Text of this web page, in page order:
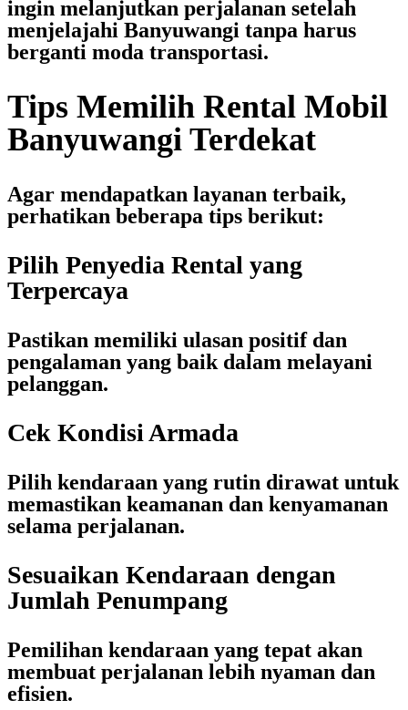
ingin melanjutkan perjalanan setelah
menjelajahi Banyuwangi tanpa harus
berganti moda transportasi.
Tips Memilih Rental Mobil
Banyuwangi Terdekat
Agar mendapatkan layanan terbaik,
perhatikan beberapa tips berikut:
Pilih Penyedia Rental yang
Terpercaya
Pastikan memiliki ulasan positif dan
pengalaman yang baik dalam melayani
pelanggan.
Cek Kondisi Armada
Pilih kendaraan yang rutin dirawat untuk
memastikan keamanan dan kenyamanan
selama perjalanan.
Sesuaikan Kendaraan dengan
Jumlah Penumpang
Pemilihan kendaraan yang tepat akan
membuat perjalanan lebih nyaman dan
efisien.